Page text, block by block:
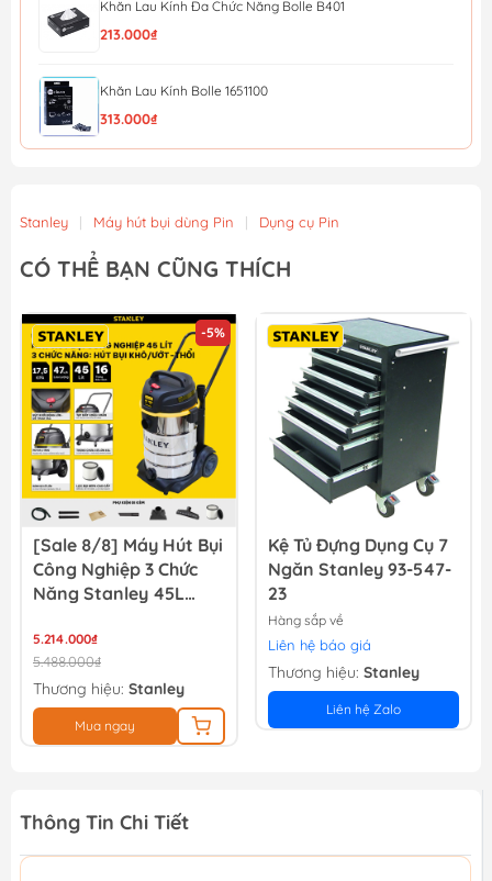
Khăn Lau Kính Đa Chức Năng Bolle B401
213.000₫
Khăn Lau Kính Bolle 1651100
313.000₫
Đầu hút bụi bảng lớn sử dụng cho máy hút bụi Stanley...
368.920₫
Ống cứng, hút bụi làm bằng nhựa tổng hợp sử dụng ch...
220.800₫ 240.000₫
Stanley | Máy hút bụi dùng Pin | Dụng cụ Pin
CÓ THỂ BẠN CŨNG THÍCH
Kệ Tủ Đựng Dụng Cụ 7
Ngăn Stanley 93-547-
23
Liên hệ báo giá
Thương hiệu:
Liên hệ Zalo
Kệ Tủ Đựng Dụng Cụ 7
Ngăn Stanley
STST74306-8
Hàng sắp về
Liên hệ báo giá
Thương hiệu: Stanley
Liên hệ Zalo
Thông Tin Chi Tiết